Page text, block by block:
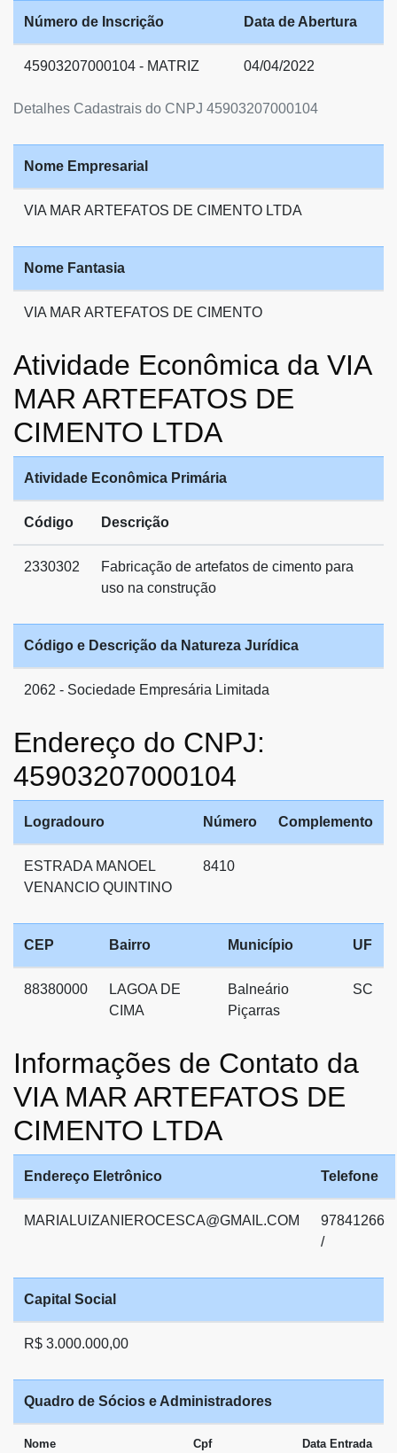
Detalhes Cadastrais do CNPJ 45903207000104
Número de Inscrição Data de Abertura
45903207000104 - MATRIZ 04/04/2022
Nome Empresarial
VIA MAR ARTEFATOS DE CIMENTO LTDA
Nome Fantasia
VIA MAR ARTEFATOS DE CIMENTO
Atividade Econômica da VIA
MAR ARTEFATOS DE
CIMENTO LTDA
Atividade Econômica Primária
Código Descrição
2330302
Fabricação de artefatos de cimento para
uso na construção
Código e Descrição da Natureza Jurídica
2062 - Sociedade Empresária Limitada
Endereço do CNPJ:
45903207000104
Logradouro Número Complemento
ESTRADA MANOEL
VENANCIO QUINTINO
8410
CEP Bairro Município UF
88380000
LAGOA DE
CIMA
Balneário
Piçarras
SC
Informações de Contato da
VIA MAR ARTEFATOS DE
CIMENTO LTDA
Endereço Eletrônico Telefone
MARIALUIZANIEROCESCA@GMAIL.COM
97841266
/
Capital Social
R$ 3.000.000,00
Quadro de Sócios e Administradores
Nome Cpf Data Entrada